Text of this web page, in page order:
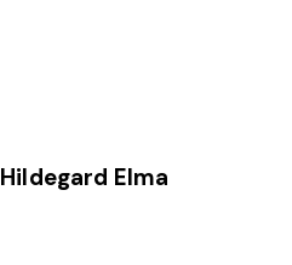
Hildegard Elma